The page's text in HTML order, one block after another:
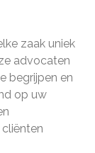
zaak uniek
advocaten
begrijpen en
op uw